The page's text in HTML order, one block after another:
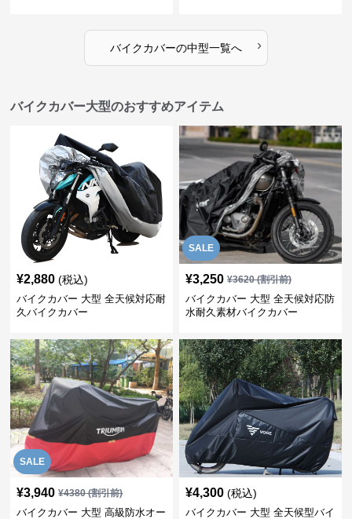
バイクカバーの中型一覧へ ›
バイクカバー大型のおすすめアイテム
¥2,880 (税込)
バイクカバー 大型 全天候対応耐
久バイクカバー
SALE
¥3,250 ¥3620(割引前)
バイクカバー 大型 全天候対応防
水耐久素材バイクカバー
SALE
¥3,940 ¥4380(割引前)
バイクカバー 大型 高級防水オー
¥4,300 (税込)
バイクカバー 大型 全天候型バイ